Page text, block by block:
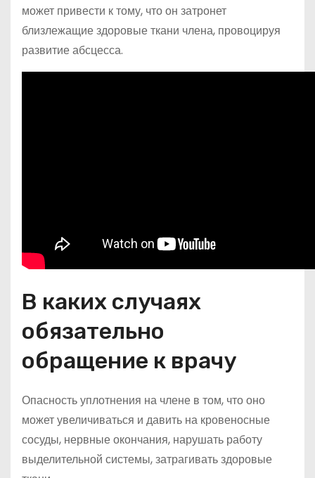
может привести к тому, что он затронет
близлежащие здоровые ткани члена, провоцируя
развитие абсцесса.
В каких случаях
обязательно
обращение к врачу
Опасность уплотнения на члене в том, что оно
может увеличиваться и давить на кровеносные
сосуды, нервные окончания, нарушать работу
выделительной системы, затрагивать здоровые